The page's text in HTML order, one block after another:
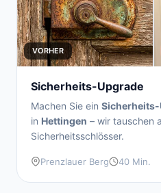
VORHER
Sicherheits-Upgrade
Machen Sie ein
in Hettingen – wir tauschen
Sicherheitsschlösser.
Prenzlauer Berg 40 Min.